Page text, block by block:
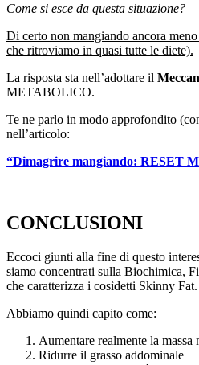
Come si esce da questa situazione?
Di certo non mangiando ancora
che ritroviamo in quasi tutte le diete).
La risposta sta nell’adottare il
METABOLICO.
Te ne parlo in modo approfondito
nell’articolo:
“Dimagrire mangiando: RESET
CONCLUSIONI
Eccoci giunti alla fine di questo
siamo concentrati sulla Biochimica,
che caratterizza i cosìdetti Skinny Fat.
Abbiamo quindi capito come:
Aumentare realmente la massa
Ridurre il grasso addominale